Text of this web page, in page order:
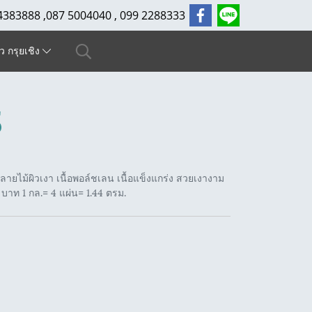
,087 5004040 , 099 2288333
กรุยเชิง
ยไม้ผิวเงา เนื้อพอล์ชเลน เนื้อแข็งแกร่ง สวยเงางาม
ท 1 กล.= 4 แผ่น= 1.44 ตรม.